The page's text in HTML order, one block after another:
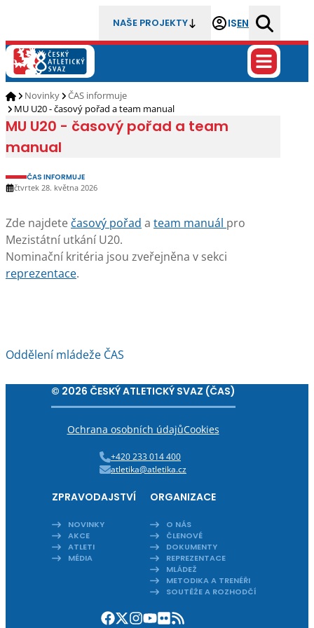
NAŠE PROJEKTY ISEN
Novinky
ČAS informuje
MU U20 - časový pořad a team manual
MU U20 - časový pořad a team
manual
ČAS INFORMUJE
čtvrtek 28. května 2026
Zde najdete časový pořad a team manuál pro
Mezistátní utkání U20.
Nominační kritéria jsou zveřejněna v sekci
reprezentace.
Oddělení mládeže ČAS
© 2026 ČESKÝ ATLETICKÝ SVAZ (ČAS)
Ochrana osobních údajůCookies
+420 233 014 400
atletika@atletika.cz
ZPRAVODAJSTVÍ
NOVINKY
AKCE
ATLETI
MÉDIA
ORGANIZACE
O NÁS
ČLENOVÉ
DOKUMENTY
REPREZENTACE
MLÁDEŽ
METODIKA A TRENÉŘI
SOUTĚŽE A ROZHODČÍ